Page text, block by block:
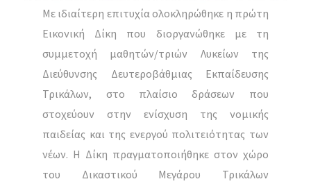
Με ιδιαίτερη επιτυχία ολοκληρώθηκε η πρώτη
Εικονική Δίκη που διοργανώθηκε με τη
συμμετοχή μαθητών/τριών Λυκείων της
Διεύθυνσης Δευτεροβάθμιας Εκπαίδευσης
Τρικάλων, στο πλαίσιο δράσεων που
στοχεύουν στην ενίσχυση της νομικής
παιδείας και της ενεργού πολιτειότητας των
νέων. Η Δίκη πραγματοποιήθηκε στον χώρο
του Δικαστικού Μεγάρου Τρικάλων